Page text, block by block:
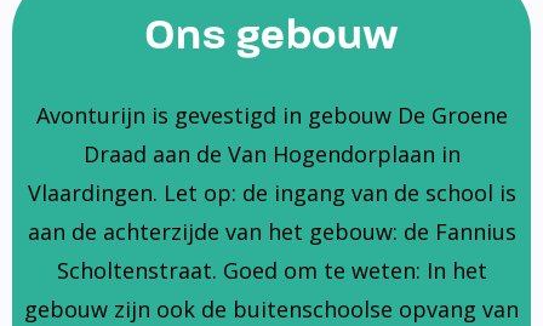
Ons gebouw
Avonturijn is gevestigd in gebouw De Groene
Draad aan de Van Hogendorplaan in
Vlaardingen. Let op: de ingang van de school is
aan de achterzijde van het gebouw: de Fannius
Scholtenstraat. Goed om te weten: In het
gebouw zijn ook de buitenschoolse opvang van